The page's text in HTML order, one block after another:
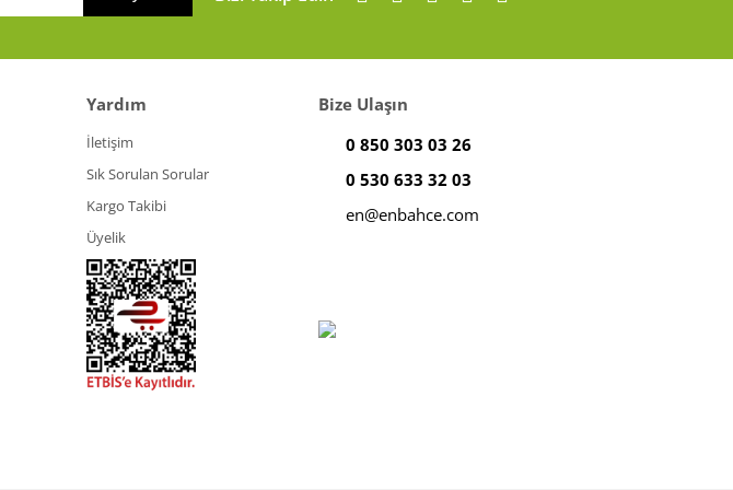
Yardım
İletişim
Sık Sorulan Sorular
Kargo Takibi
Üyelik
Bize Ulaşın
0 850 303 03 26
0 530 633 32 03
en@enbahce.com